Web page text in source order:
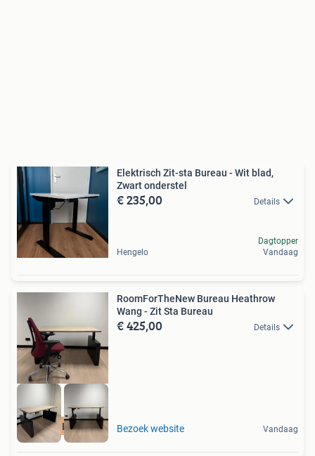
Elektrisch Zit-sta Bureau - Wit blad,
Zwart onderstel
€ 235,00 Details
Hengelo
Dagtopper
Vandaag
Nieuw Bureau
RoomForTheNew Bureau Heathrow
Wang - Zit Sta Bureau
€ 425,00 Details
Bezoek website Vandaag